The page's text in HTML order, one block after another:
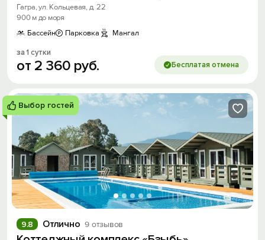
Гагра, ул. Кольцевая, д. 22
900 м до моря
Бассейн
Парковка Мангал
за 1 сутки
от 2 360 руб. Бесплатая отмена
Выбор гостей
Отлично 9 отзывов
9.8